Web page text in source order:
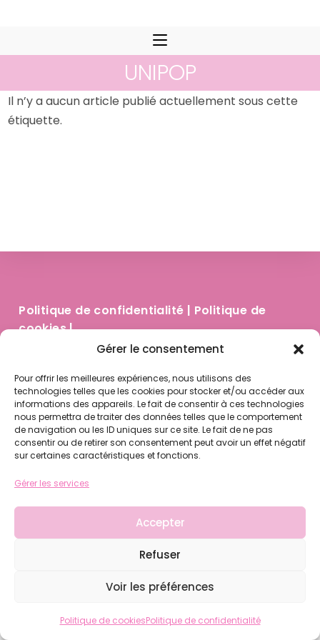
Gérer le consentement
Pour offrir les meilleures expériences, nous utilisons des
technologies telles que les cookies pour stocker et/ou accéder aux
informations des appareils. Le fait de consentir à ces technologies
nous permettra de traiter des données telles que le comportement
de navigation ou les ID uniques sur ce site. Le fait de ne pas
consentir ou de retirer son consentement peut avoir un effet négatif
sur certaines caractéristiques et fonctions.
Gérer les services
Accepter
Refuser
Voir les préférences
Politique de cookiesPolitique de confidentialité
UNIPOP
Il n’y a aucun article publié actuellement sous cette
étiquette.
Politique de confidentialité | Politique de
cookies|
© Cinéma Les Colonnes - OCF - 2024